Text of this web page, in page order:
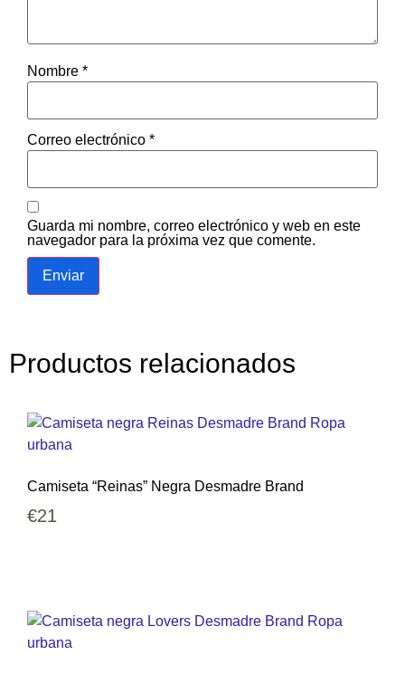
Nombre *
Correo electrónico *
Guarda mi nombre, correo electrónico y web en este
navegador para la próxima vez que comente.
Productos relacionados
Camiseta “Reinas” Negra Desmadre Brand
€21